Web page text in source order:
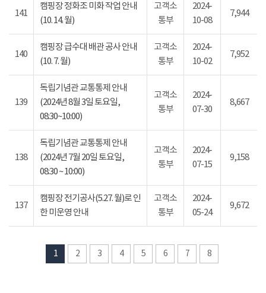
141
캠핑장 정화조 미화 작업 안내
(10. 14. 월)
고객소
통부
2024-
10-08
7,944
140
캠핑장 급수대 배관 공사 안내
(10. 7. 월)
고객소
통부
2024-
10-02
7,952
139
독립기념관 교통통제 안내
(2024년 8월 3일 토요일,
08:30~10:00)
고객소
통부
2024-
07-30
8,667
138
독립기념관 교통통제 안내
(2024년 7월 20일 토요일,
08:30 ~ 10:00)
고객소
통부
2024-
07-15
9,158
137
캠핑장 전기공사(5.27. 월)로 인
한 미운영 안내
고객소
통부
2024-
05-24
9,672
1 2 3 4 5 6 7 8